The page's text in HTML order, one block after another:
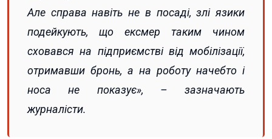
Але справа навіть не в посаді, злі язики
подейкують, що ексмер таким чином
сховався на підприємстві від мобілізації,
отримавши бронь, а на роботу начебто і
носа не показує», – зазначають
журналісти.